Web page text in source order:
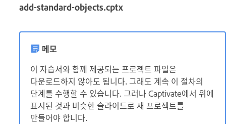
add-standard-objects.cptx
메모
이 자습서와 함께 제공되는 프로젝트 파일은
다운로드하지 않아도 됩니다. 그래도 계속 이 절차의
단계를 수행할 수 있습니다. 그러나 Captivate에서 위에
표시된 것과 비슷한 슬라이드로 새 프로젝트를
만들어야 합니다.